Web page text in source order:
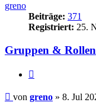
greno
Beiträge: 371
Registriert: 25.
Gruppen & Rollen
Beitrag
von greno » 8. Jul